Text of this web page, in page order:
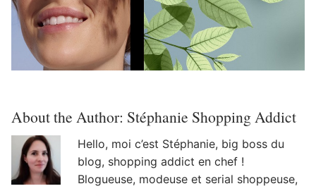
About the Author: Stéphanie Shopping Addict
Hello, moi c’est Stéphanie, big boss du
blog, shopping addict en chef !
Blogueuse, modeuse et serial shoppeuse,